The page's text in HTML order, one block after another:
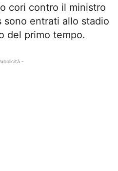
cori contro il ministro
sono entrati allo stadio
del primo tempo.
-